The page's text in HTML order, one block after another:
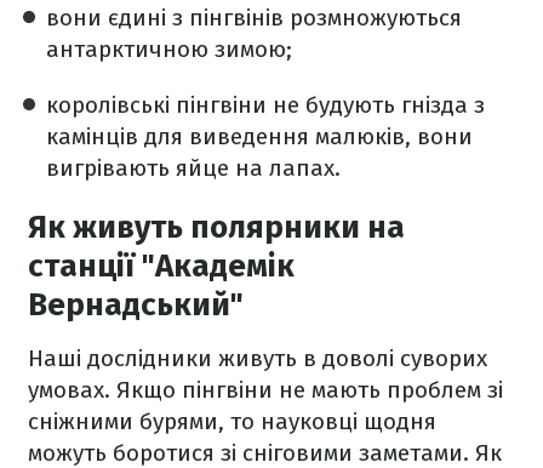
вони єдині з пінгвінів розмножуються
антарктичною зимою;
королівські пінгвіни не будують гнізда з
камінців для виведення малюків, вони
вигрівають яйце на лапах.
Як живуть полярники на
станції "Академік
Вернадський"
Наші дослідники живуть в доволі суворих
умовах. Якщо пінгвіни не мають проблем зі
сніжними бурями, то науковці щодня
можуть боротися зі сніговими заметами. Як